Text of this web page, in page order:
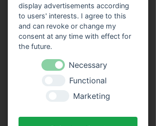
Freudenberg
und wieder zurück.
Unser Fahrgastschiff "SIVOTA"
verfügt
über zwei großzügige Decks
. Genießen Sie
die Fahrt bei einem kühlen Getränk auf
unserem Freideck. Eine
Streckenerklärung
erhalten Sie auf allen
Schiffen der VPS-Flotte. Unser freundliches
Bordpersonal freut sich schon, Sie an Bord
display advertisements according
to users' interests. I agree to this
and can revoke or change my
consent at any time with effect for
the future.
Necessary
Functional
Marketing